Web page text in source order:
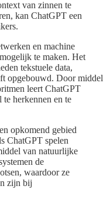
van zinnen te
kan ChatGPT een
en machine
te maken. Het
tekstuele data,
opgebouwd. Door middel
leert ChatGPT
te herkennen en te
opkomend gebied
ChatGPT spelen
van natuurlijke
de
waardoor ze
zijn bij